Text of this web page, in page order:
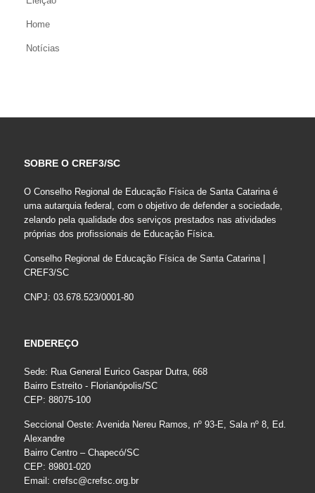
Home
Notícias
SOBRE O CREF3/SC
O Conselho Regional de Educação Física de Santa Catarina é
uma autarquia federal, com o objetivo de defender a sociedade,
zelando pela qualidade dos serviços prestados nas atividades
próprias dos profissionais de Educação Física.
Conselho Regional de Educação Física de Santa Catarina |
CREF3/SC
CNPJ: 03.678.523/0001-80
ENDEREÇO
Sede: Rua General Eurico Gaspar Dutra, 668
Bairro Estreito - Florianópolis/SC
CEP: 88075-100
Seccional Oeste: Avenida Nereu Ramos, nº 93-E, Sala nº 8, Ed.
Alexandre
Bairro Centro – Chapecó/SC
CEP: 89801-020
Email: crefsc@crefsc.org.br